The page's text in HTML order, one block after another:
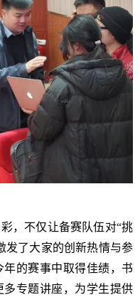
，不仅让备赛队伍对“挑
发了大家的创新热情与参
的赛事中取得佳绩，书
专题讲座，为学生提供